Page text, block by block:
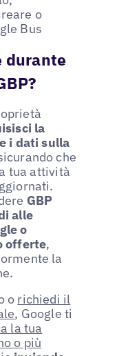
o
Bus
durante
la
i dati sulla
che
tua attività
GBP
alle
o
offerte,
la
o richiedi il
, Google ti
la tua
o più